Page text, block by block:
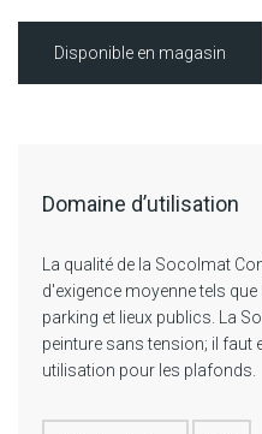
Disponible en magasin
Domaine d’utilisation
La qualité de la Socolmat
d'exigence moyenne tels
parking et lieux publics. La
peinture sans tension; il faut
utilisation pour les plafonds.